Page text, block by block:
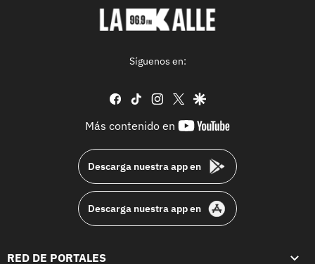
Síguenos en:
facebook
tiktok instagram
twittergoogle
Más contenido en
youtube-
Descarga nuestra app en
Descarga nuestra app en
RED DE PORTALES